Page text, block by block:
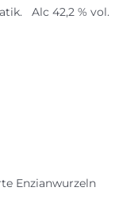
Alc 42,2 % vol.
Enzianwurzeln